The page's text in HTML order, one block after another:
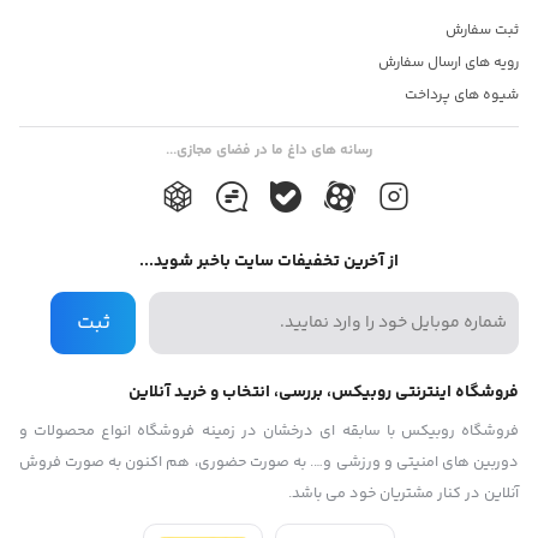
دوربین شده است که یک قابلیت دزدگیر نیز است.
تعقیب سوژه
اگر وارد تنظیمات دوربین شوید و قابلیت تعقیب سوژه را فعال
کنید به دوربین این اجازه را می دهید که با تشخیص افراد به
می توانید برای ذخیره اطلاعات به صورت آنلاین از حافظه تلفن
خود یا فضای ابری استفاده کنید اما اگر قصد دارید در مصرف
اینترنت صرفه جویی کنید می توانید یک رم تا حداکثر ظرفیت64
گیگ در آن قرار دهید.
ثبت سفارش
رویه های ارسال سفارش
شیوه های پرداخت
رسانه های داغ ما در فضای مجازی...
از آخرین تخفیفات سایت باخبر شوید...
ثبت
فروشگاه اینترنتی روبیکس، بررسی، انتخاب و خرید آنلاین
فروشگاه روبیکس با سابقه ای درخشان در زمینه فروشگاه انواع محصولات و
دوربین های امنیتی و ورزشی و…. به صورت حضوری، هم اکنون به صورت فروش
آنلاین در کنار مشتریان خود می باشد.